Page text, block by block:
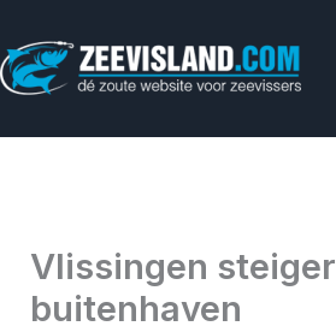
naar
de
Vlissingen steiger
buitenhaven